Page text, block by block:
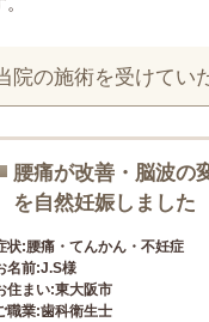
院の施術を受けてい
腰痛が改善・脳波の
を自然妊娠しました
状:腰痛・てんかん・不妊症
名前:J.S様
住まい:東大阪市
職業:歯科衛生士